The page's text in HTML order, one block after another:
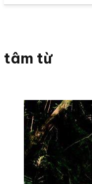
tâm từ